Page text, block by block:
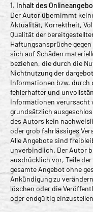
1. Inhalt des
Der Autor übernimmt
Aktualität, Korrektheit,
Qualität der
Haftungsansprüche
sich auf Schäden
beziehen, die durch die
Nichtnutzung der
Informationen bzw. durch
fehlerhafter und
Informationen verursacht
grundsätzlich
des Autors kein
oder grob fahrlässiges
Alle Angebote sind
unverbindlich. Der Autor
ausdrücklich vor, Teile
gesamte Angebot ohne
Ankündigung zu
löschen oder die
oder endgültig